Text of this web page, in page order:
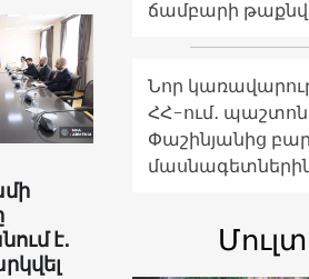
է․
ճամբարի
Նոր
ՀՀ-ում․
Փաշինյանից